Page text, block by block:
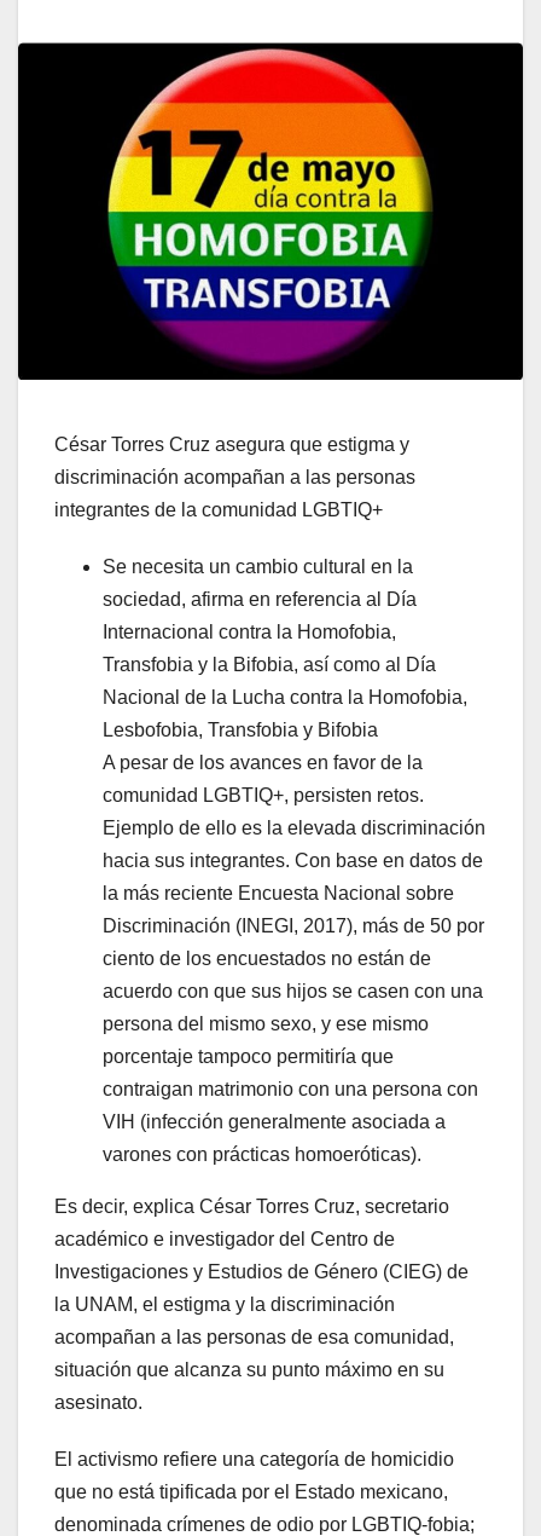
César Torres Cruz asegura que estigma y
discriminación acompañan a las personas
integrantes de la comunidad LGBTIQ+
Se necesita un cambio cultural en la
sociedad, afirma en referencia al Día
Internacional contra la Homofobia,
Transfobia y la Bifobia, así como al Día
Nacional de la Lucha contra la Homofobia,
Lesbofobia, Transfobia y Bifobia
A pesar de los avances en favor de la
comunidad LGBTIQ+, persisten retos.
Ejemplo de ello es la elevada discriminación
hacia sus integrantes. Con base en datos de
la más reciente Encuesta Nacional sobre
Discriminación (INEGI, 2017), más de 50 por
ciento de los encuestados no están de
acuerdo con que sus hijos se casen con una
persona del mismo sexo, y ese mismo
porcentaje tampoco permitiría que
contraigan matrimonio con una persona con
VIH (infección generalmente asociada a
varones con prácticas homoeróticas).
Es decir, explica César Torres Cruz, secretario
académico e investigador del Centro de
Investigaciones y Estudios de Género (CIEG) de
la UNAM, el estigma y la discriminación
acompañan a las personas de esa comunidad,
situación que alcanza su punto máximo en su
asesinato.
El activismo refiere una categoría de homicidio
que no está tipificada por el Estado mexicano,
denominada crímenes de odio por LGBTIQ-fobia;